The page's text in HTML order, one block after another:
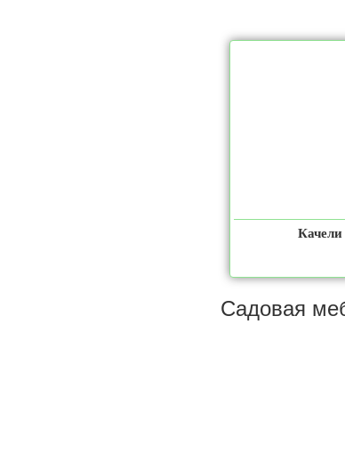
Качели
Садовая